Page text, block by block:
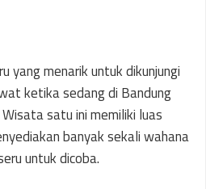
yang menarik untuk dikunjungi
ketika sedang di Bandung
satu ini memiliki luas
banyak sekali wahana
untuk dicoba.